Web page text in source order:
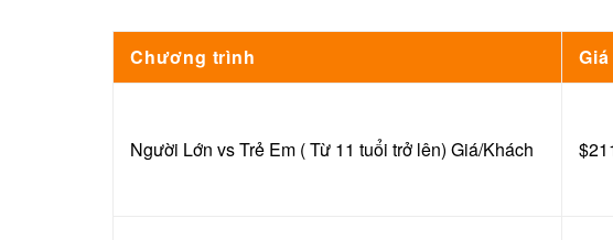
Chương trình Giá
Người Lớn vs Trẻ Em ( Từ 11 tuổi trở lên) Giá/Khách